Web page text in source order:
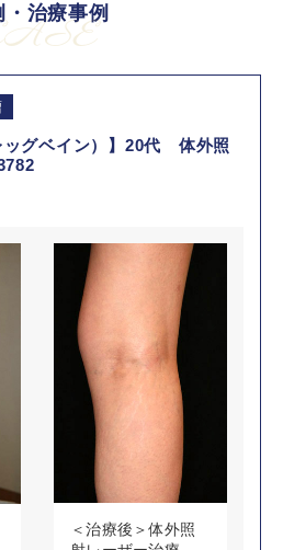
・治療事例
ッグベイン）】20代 体外照
＜治療後＞体外照